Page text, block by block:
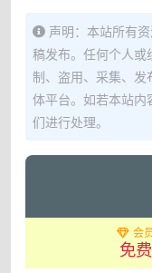
声明：本站所有
稿发布。任何个人或
制、盗用、采集、发
体平台。如若本站内
们进行处理。
会
免费